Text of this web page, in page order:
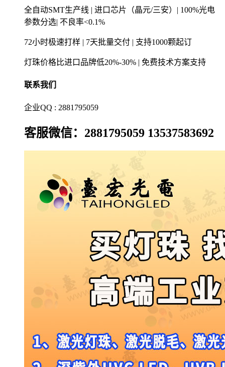
全自动SMT生产线 | 进口芯片（晶元/三安）| 100%光电
参数分选| 不良率<0.1%
72小时极速打样 | 7天批量交付 | 支持1000颗起订
灯珠价格比进口品牌低20%-30% | 免费技术方案支持
联系我们
企业QQ : 2881795059
客服微信：2881795059 13537583692